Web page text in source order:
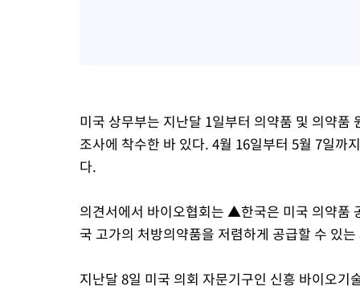
미국 상무부는 지난달 1일부터 의약품 및 의약
조사에 착수한 바 있다. 4월 16일부터 5월 7일까
다.
의견서에서 바이오협회는 ▲한국은 미국 의약품
국 고가의 처방의약품을 저렴하게 공급할 수 있
지난달 8일 미국 의회 자문기구인 신흥 바이오